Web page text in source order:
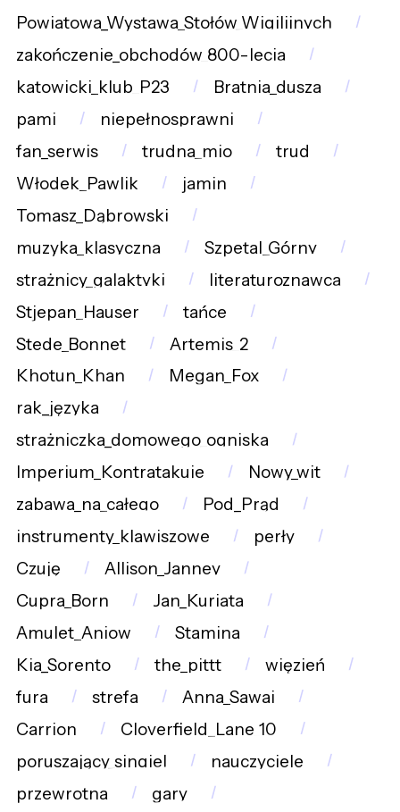
Powiatowa_Wystawa_Stołów_Wigilijnych
zakończenie_obchodów_800-lecia
katowicki_klub_P23
Bratnia_dusza
pami
niepełnosprawni
fan_serwis
trudna_mio
trud
Włodek_Pawlik
jamin
Tomasz_Dąbrowski
muzyka_klasyczna
Szpetal_Górny
strażnicy_galaktyki
literaturoznawca
Stjepan_Hauser
tańce
Stede_Bonnet
Artemis_2
Khotun_Khan
Megan_Fox
rak_języka
strażniczka_domowego_ogniska
Imperium_Kontratakuje
Nowy_wit
zabawa_na_całego
Pod_Prąd
instrumenty_klawiszowe
perły
Czuję
Allison_Janney
Cupra_Born
Jan_Kuriata
Amulet_Aniow
Stamina
Kia_Sorento
the_pittt
więzień
fura
strefa
Anna_Sawai
Carrion
Cloverfield_Lane_10
poruszający_singiel
nauczyciele
przewrotna
gary